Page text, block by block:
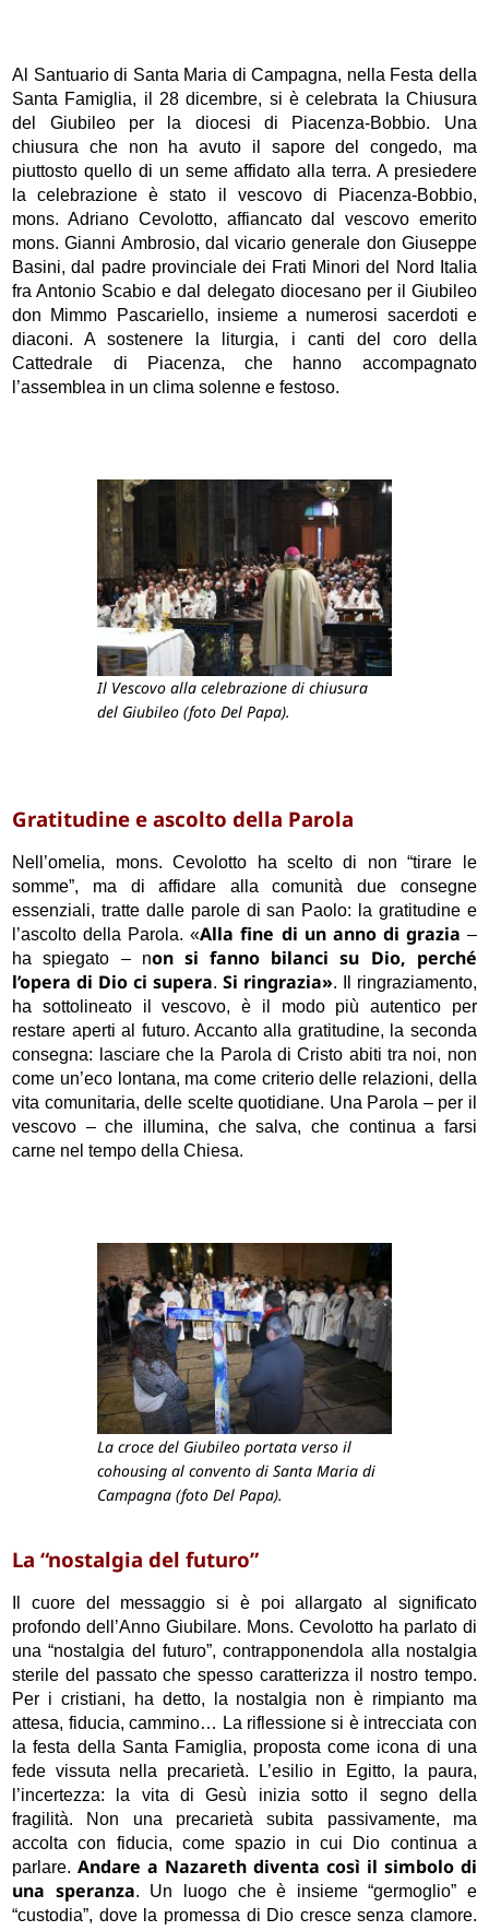
Al Santuario di Santa Maria di Campagna, nella Festa della
Santa Famiglia, il 28 dicembre, si è celebrata la Chiusura
del Giubileo per la diocesi di Piacenza-Bobbio. Una
chiusura che non ha avuto il sapore del congedo, ma
piuttosto quello di un seme affidato alla terra. A presiedere
la celebrazione è stato il vescovo di Piacenza-Bobbio,
mons. Adriano Cevolotto, affiancato dal vescovo emerito
mons. Gianni Ambrosio, dal vicario generale don Giuseppe
Basini, dal padre provinciale dei Frati Minori del Nord Italia
fra Antonio Scabio e dal delegato diocesano per il Giubileo
don Mimmo Pascariello, insieme a numerosi sacerdoti e
diaconi. A sostenere la liturgia, i canti del coro della
Cattedrale di Piacenza, che hanno accompagnato
l’assemblea in un clima solenne e festoso.
Il Vescovo alla celebrazione di chiusura
del Giubileo (foto Del Papa).
Gratitudine e ascolto della Parola
Nell’omelia, mons. Cevolotto ha scelto di non “tirare le
somme”, ma di affidare alla comunità due consegne
essenziali, tratte dalle parole di san Paolo: la gratitudine e
l’ascolto della Parola. «Alla fine di un anno di grazia –
ha spiegato – non si fanno bilanci su Dio, perché
l’opera di Dio ci supera. Si ringrazia». Il ringraziamento,
ha sottolineato il vescovo, è il modo più autentico per
restare aperti al futuro. Accanto alla gratitudine, la seconda
consegna: lasciare che la Parola di Cristo abiti tra noi, non
come un’eco lontana, ma come criterio delle relazioni, della
vita comunitaria, delle scelte quotidiane. Una Parola – per il
vescovo – che illumina, che salva, che continua a farsi
carne nel tempo della Chiesa.
La croce del Giubileo portata verso il
cohousing al convento di Santa Maria di
Campagna (foto Del Papa).
La “nostalgia del futuro”
Il cuore del messaggio si è poi allargato al significato
profondo dell’Anno Giubilare. Mons. Cevolotto ha parlato di
una “nostalgia del futuro”, contrapponendola alla nostalgia
sterile del passato che spesso caratterizza il nostro tempo.
Per i cristiani, ha detto, la nostalgia non è rimpianto ma
attesa, fiducia, cammino… La riflessione si è intrecciata con
la festa della Santa Famiglia, proposta come icona di una
fede vissuta nella precarietà. L’esilio in Egitto, la paura,
l’incertezza: la vita di Gesù inizia sotto il segno della
fragilità. Non una precarietà subita passivamente, ma
accolta con fiducia, come spazio in cui Dio continua a
parlare. Andare a Nazareth diventa così il simbolo di
una speranza. Un luogo che è insieme “germoglio” e
“custodia”, dove la promessa di Dio cresce senza clamore.